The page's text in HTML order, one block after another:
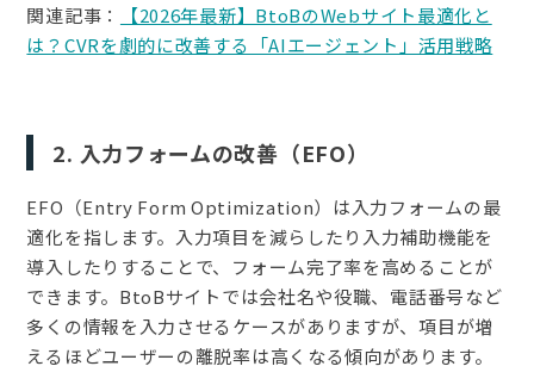
関連記事：
【2026年最新】BtoBのWebサイト最適化と
は？CVRを劇的に改善する「AIエージェント」活用戦略
2. 入力フォームの改善（EFO）
EFO（Entry Form Optimization）は入力フォームの最
適化を指します。入力項目を減らしたり入力補助機能を
導入したりすることで、フォーム完了率を高めることが
できます。BtoBサイトでは会社名や役職、電話番号など
多くの情報を入力させるケースがありますが、項目が増
えるほどユーザーの離脱率は高くなる傾向があります。